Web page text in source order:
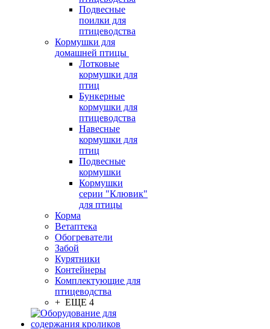
Подвесные
поилки для
птицеводства
Кормушки для
домашней птицы
Лотковые
кормушки для
птиц
Бункерные
кормушки для
птицеводства
Навесные
кормушки для
птиц
Подвесные
кормушки
Кормушки
серии "Клювик"
для птицы
Корма
Ветаптека
Обогреватели
Забой
Курятники
Контейнеры
Комплектующие для
птицеводства
+ ЕЩЕ 4